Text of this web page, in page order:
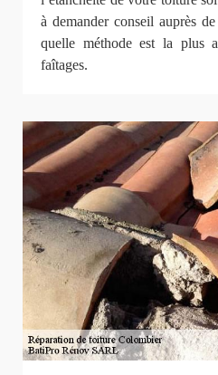
à demander conseil auprès
quelle méthode est la plus
faîtages.